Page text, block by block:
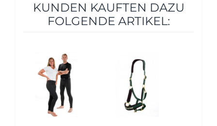
KUNDEN KAUFTEN DAZU
FOLGENDE ARTIKEL:
12%